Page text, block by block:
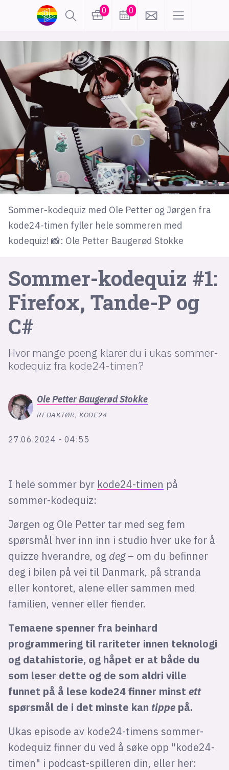
0 0
Sommer-kodequiz med Ole Petter og Jørgen fra
kode24-timen fyller hele sommeren med
kodequiz! 📸: Ole Petter Baugerød Stokke
Sommer-kodequiz #1:
Firefox, Tande-P og
C#
Hvor mange poeng klarer du i ukas sommer-
kodequiz fra kode24-timen?
Ole PetterBaugerød Stokke
REDAKTØR, KODE24
27.06.2024 - 04:55
I hele sommer byr kode24-timen på
sommer-kodequiz:
Jørgen og Ole Petter tar med seg fem
spørsmål hver inn inn i studio hver uke for å
quizze hverandre, og deg – om du befinner
deg i bilen på vei til Danmark, på stranda
eller kontoret, alene eller sammen med
familien, venner eller fiender.
Temaene spenner fra beinhard
programmering til rariteter innen teknologi
og datahistorie, og håpet er at både du
som leser dette og de som aldri ville
funnet på å lese kode24 finner minst ett
spørsmål de i det minste kan tippe på.
Ukas episode av kode24-timens sommer-
kodequiz finner du ved å søke opp "kode24-
timen" i podcast-spilleren din, eller her:
lønn
KI
karriere
meninger
utdanning sikkerhet
kontor
frontend
backend
apputvikling
devops
IoT
design
tilgjengelighet
ukas koder
inn/ut
hobby
mørk modus
nyhetsbrev
kode24-klubben
Bluesky
annonsepriser
suksesshistorier